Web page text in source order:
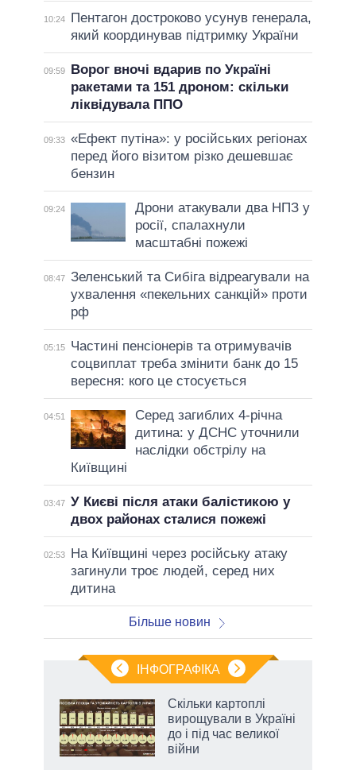
10:24
Пентагон достроково усунув генерала,
який координував підтримку України
09:59
Ворог вночі вдарив по Україні
ракетами та 151 дроном: скільки
ліквідувала ППО
09:33 «Ефект путіна»: у російських регіонах
перед його візитом різко дешевшає
бензин
09:24
Дрони атакували два НПЗ у
росії, спалахнули
масштабні пожежі
08:47 Зеленський та Сибіга відреагували на
ухвалення «пекельних санкцій» проти
рф
05:15
Частині пенсіонерів та отримувачів
соцвиплат треба змінити банк до 15
вересня: кого це стосується
04:51
Серед загиблих 4-річна
дитина: у ДСНС уточнили
наслідки обстрілу на
Київщині
03:47 У Києві після атаки балістикою у
двох районах сталися пожежі
02:53
На Київщині через російську атаку
загинули троє людей, серед них
дитина
Більше новин
ІНФОГРАФІКА
Скільки картоплі
вирощували в Україні
до і під час великої
війни